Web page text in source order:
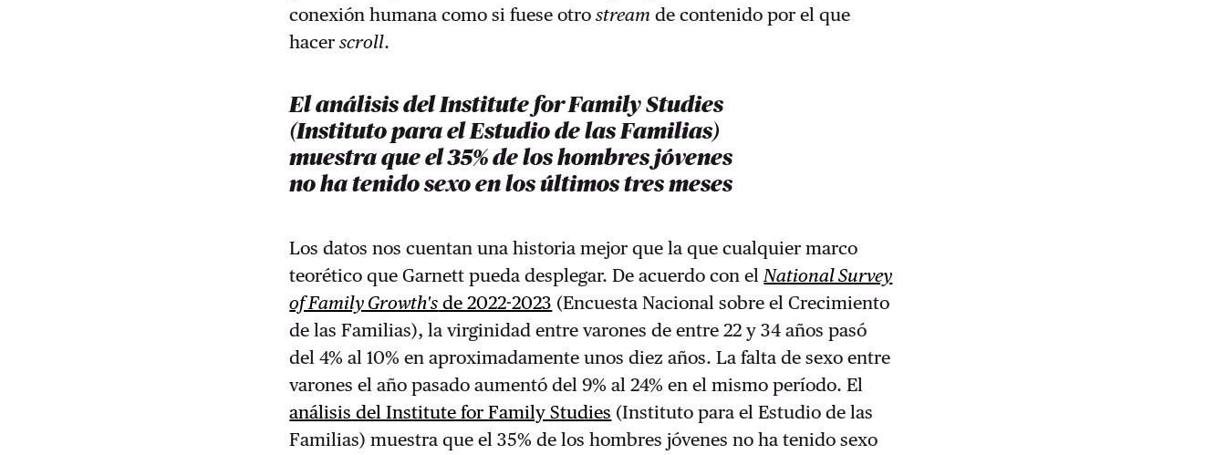
conexión humana como si fuese otrostream de contenido por el que
hacerscroll.
El análisis del Institute for Family Studies
(Instituto para el Estudio de las Familias)
muestra que el 35% de los hombres jóvenes
no ha tenido sexo en los últimos tres meses
Los datos nos cuentan una historia mejor que la que cualquier marco
teorético que Garnett pueda desplegar. De acuerdo con elNational Survey
of Family Growth's de 2022-2023 (Encuesta Nacional sobre el Crecimiento
de las Familias), la virginidad entre varones de entre 22 y 34 años pasó
del 4% al 10% en aproximadamente unos diez años. La falta de sexo entre
varones el año pasado aumentó del 9% al 24% en el mismo período. El
análisis del Institute for Family Studies (Instituto para el Estudio de las
Familias) muestra que el 35% de los hombres jóvenes no ha tenido sexo